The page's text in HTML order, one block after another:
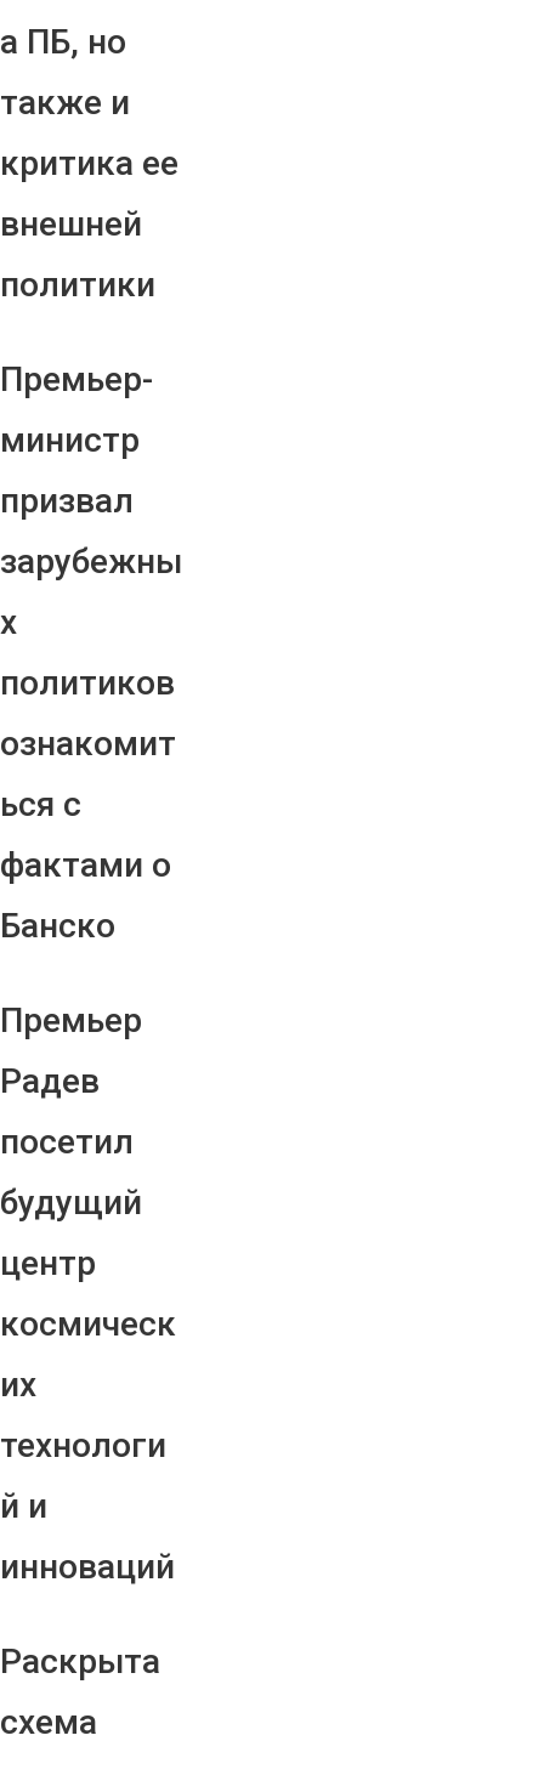
а ПБ, но
также и
критика ее
внешней
политики
Премьер-
министр
призвал
зарубежны
х
политиков
ознакомит
ься с
фактами о
Банско
Премьер
Радев
посетил
будущий
центр
космическ
их
технологи
й и
инноваций
Раскрыта
схема